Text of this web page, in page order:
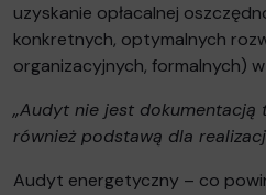
uzyskanie opłacalnej
konkretnych, optymalnych
organizacyjnych, formalnych)
„Audyt nie jest dokumentacją
również podstawą dla
Audyt energetyczny – co